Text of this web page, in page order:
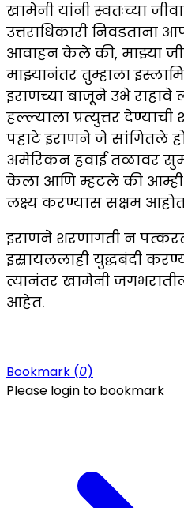
खामेनी यांनी स्वतःच्या
उत्तराधिकारी निवडताना
आवाहन केले की, माझ्या
माझ्यानंतर तुम्हाला
इराणच्या बाजूने उभे
हल्ल्याला प्रत्युत्तर
पहाटे इराणने जे सांगितले
अमेरिकन हवाई तळावर
केला आणि म्हटले की
लक्ष्य करण्यास सक्षम
इराणने शरणागती न
इस्रायललाही युद्धबंदी
त्यानंतर खामेनी
आहेत.
Bookmark (0)
Please login to bookmark